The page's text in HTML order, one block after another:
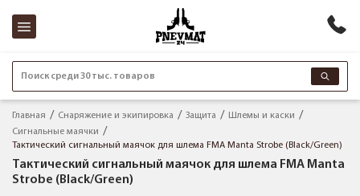
Поиск среди 30 тыс. товаров
Главная Снаряжение и экипировка Защита
Шлемы и каски
Сигнальные маячки
Тактический сигнальный маячок для шлема FMA Manta Strobe (Black/Green)
Тактический сигнальный маячок для шлема FMA Manta
Strobe (Black/Green)